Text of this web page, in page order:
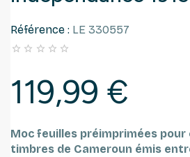
Référence : LE 330557
    
119,99 €
Moc feuilles préimprimées
timbres de Cameroun émis entre